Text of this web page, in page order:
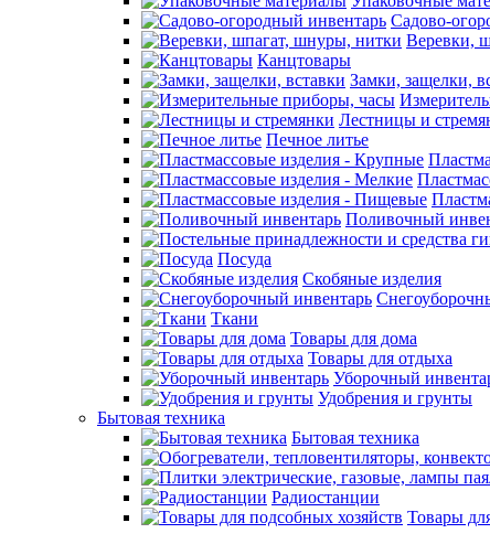
Садово-
Веревки,
Канцтовары
Замки, защелки,
Лестницы и
Печное литье
Поливочный
Посуда
Скобяные изделия
Ткани
Товары для дома
Товары для отдыха
Уборочный
Удобрения и грунты
Бытовая техника
Бытовая техника
Радиостанции
Товары